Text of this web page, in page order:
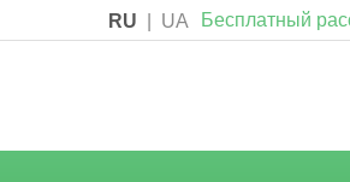
RU UA Бесплатный